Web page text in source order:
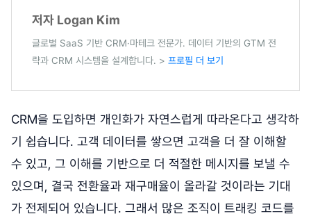
저자 Logan Kim
글로벌 SaaS 기반 CRM·마테크 전문가. 데이터 기반의 GTM 전
략과 CRM 시스템을 설계합니다. > 프로필 더 보기
CRM을 도입하면 개인화가 자연스럽게 따라온다고 생각하
기 쉽습니다. 고객 데이터를 쌓으면 고객을 더 잘 이해할
수 있고, 그 이해를 기반으로 더 적절한 메시지를 보낼 수
있으며, 결국 전환율과 재구매율이 올라갈 것이라는 기대
가 전제되어 있습니다. 그래서 많은 조직이 트래킹 코드를